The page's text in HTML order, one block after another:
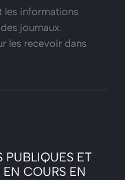
les informations
journaux.
les recevoir dans
PUBLIQUES ET
COURS EN